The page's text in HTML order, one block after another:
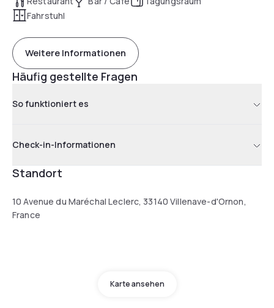
Fahrstuhl
Weitere Informationen
Häufig gestellte Fragen
So funktioniert es
Check-in-Informationen
Standort
10 Avenue du Maréchal Leclerc, 33140 Villenave-d'Ornon,
France
Karte ansehen